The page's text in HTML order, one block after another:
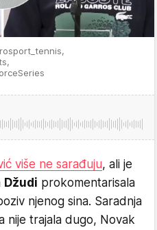
više ne sarađuju, ali je
Džudi prokomentarisala
njenog sina. Saradnja
nije trajala dugo, Novak